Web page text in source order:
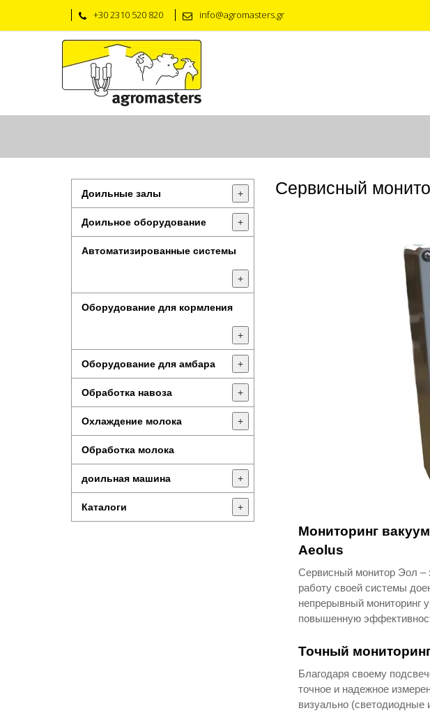
+30 2310 520 820 info@agromasters.gr
Доильные залы +
Доильное оборудование +
Автоматизированные системы
+
Оборудование для кормления
+
Оборудование для амбара +
Обработка навоза +
Охлаждение молока +
Обработка молока
доильная машина +
Каталоги +
Сервисный
Мониторинг
Aeolus
Сервисный монитор Эол –
работу своей системы
непрерывный мониторинг
повышенную
Точный
Благодаря своему
точное и надежное
визуально